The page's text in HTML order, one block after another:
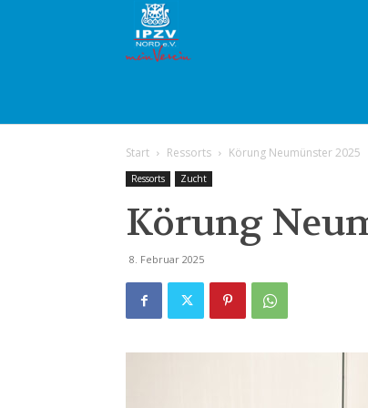
e.V.
Start Ressorts Körung Neumünster 2025
Ressorts Zucht
Körung
8. Februar 2025